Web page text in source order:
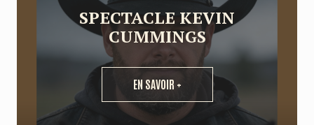
SPECTACLE KEVIN
CUMMINGS
EN SAVOIR +